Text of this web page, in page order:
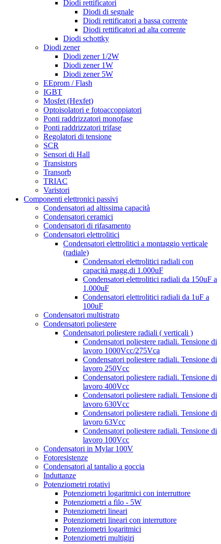
Diodi rettificatori
Diodi di segnale
Diodi rettificatori a bassa corrente
Diodi rettificatori ad alta corrente
Diodi schottky
Diodi zener
Diodi zener 1/2W
Diodi zener 1W
Diodi zener 5W
EEprom / Flash
IGBT
Mosfet (Hexfet)
Optoisolatori e fotoaccoppiatori
Ponti raddrizzatori monofase
Ponti raddrizzatori trifase
Regolatori di tensione
SCR
Sensori di Hall
Transistors
Transorb
TRIAC
Varistori
Componenti elettronici passivi
Condensatori ad altissima capacità
Condensatori ceramici
Condensatori di rifasamento
Condensatori elettrolitici
Condensatori elettrolitici a montaggio verticale
(radiale)
Condensatori elettrolitici radiali con
capacità magg.di 1.000uF
Condensatori elettrolitici radiali da 150uF a
1.000uF
Condensatori elettrolitici radiali da 1uF a
100uF
Condensatori multistrato
Condensatori poliestere
Condensatori poliestere radiali ( verticali )
Condensatori poliestere radiali. Tensione di
lavoro 1000Vcc/275Vca
Condensatori poliestere radiali. Tensione di
lavoro 250Vcc
Condensatori poliestere radiali. Tensione di
lavoro 400Vcc
Condensatori poliestere radiali. Tensione di
lavoro 630Vcc
Condensatori poliestere radiali. Tensione di
lavoro 63Vcc
Condensatori poliestere radiali. Tensione di
lavoro 100Vcc
Condensatori in Mylar 100V
Fotoresistenze
Condensatori al tantalio a goccia
Induttanze
Potenziometri rotativi
Potenziometri logaritmici con interruttore
Potenziometri a filo - 5W
Potenziometri lineari
Potenziometri lineari con interruttore
Potenziometri logaritmici
Potenziometri multigiri